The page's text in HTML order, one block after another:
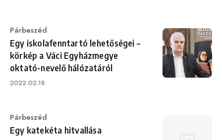
Category
Párbeszéd
Egy iskolafenntartó lehetőségei –
körkép a Váci Egyházmegye
oktató-nevelő hálózatáról
Published
2022.02.18.
Category
Párbeszéd
Egy katekéta hitvallása